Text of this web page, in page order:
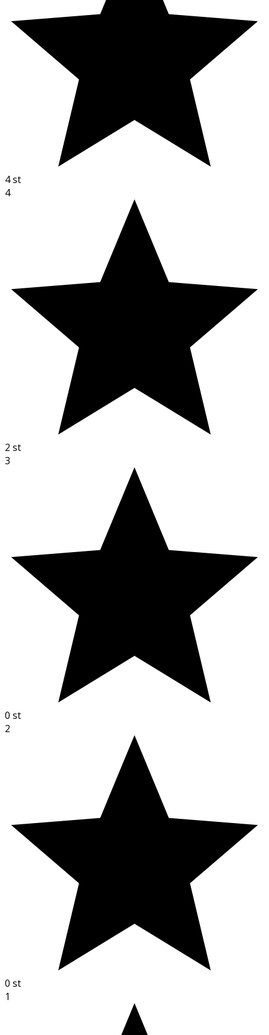
4st
4
2 st
3
0 st
2
0 st
1